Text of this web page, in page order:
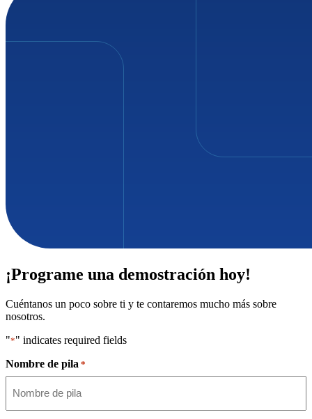
¡Programe una demostración hoy!
Cuéntanos un poco sobre ti y te contaremos mucho más sobre
nosotros.
"*" indicates required fields
Nombre de pila *